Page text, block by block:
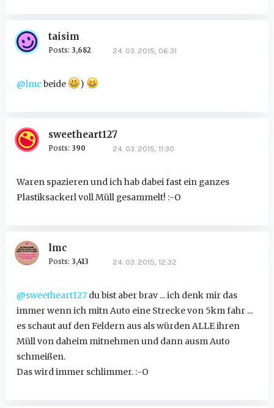
taisim
Posts: 3,682 24. 03. 2015, 06:31
@lmc beide )
sweetheart127
Posts: 390 24. 03. 2015, 11:30
Waren spazieren und ich hab dabei fast ein ganzes
Plastiksackerl voll Müll gesammelt! :-O
lmc
Posts: 3,413 24. 03. 2015, 12:32
@sweetheart127du bist aber brav ... ich denk mir das
immer wenn ich mitn Auto eine Strecke von 5km fahr ...
es schaut auf den Feldern aus als würden ALLE ihren
Müll von daheim mitnehmen und dann ausm Auto
schmeißen.
Das wird immer schlimmer. :-O